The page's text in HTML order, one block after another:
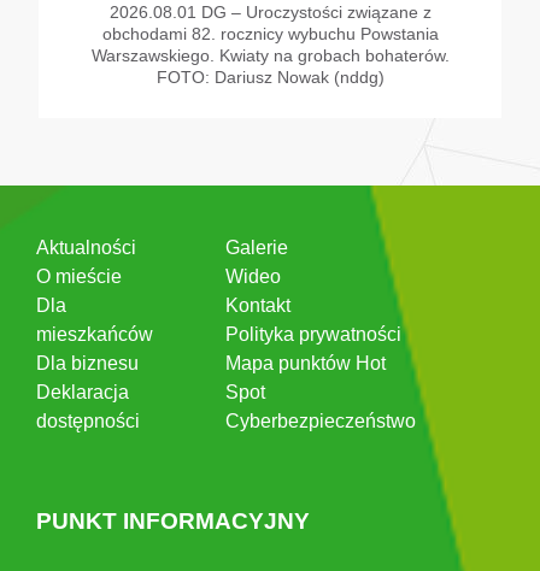
2026.08.01 DG – Uroczystości związane z
obchodami 82. rocznicy wybuchu Powstania
Warszawskiego. Kwiaty na grobach bohaterów.
FOTO: Dariusz Nowak (nddg)
Aktualności
O mieście
Dla
mieszkańców
Dla biznesu
Deklaracja
dostępności
Galerie
Wideo
Kontakt
Polityka prywatności
Mapa punktów Hot
Spot
Cyberbezpieczeństwo
PUNKT INFORMACYJNY